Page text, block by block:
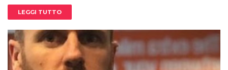
LEGGI TUTTO